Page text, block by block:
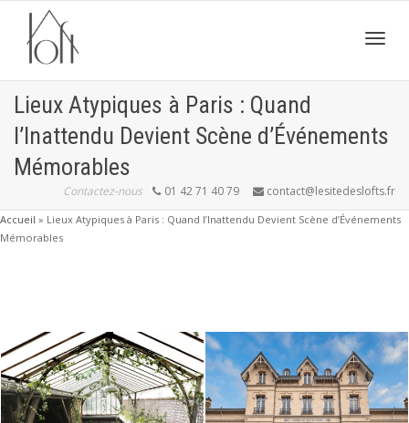
Lieux Atypiques à Paris : Quand
l’Inattendu Devient Scène d’Événements
Mémorables
Contactez-nous 01 42 71 40 79 contact@lesitedeslofts.fr
Accueil » Lieux Atypiques à Paris : Quand l’Inattendu Devient Scène d’Événements
Mémorables